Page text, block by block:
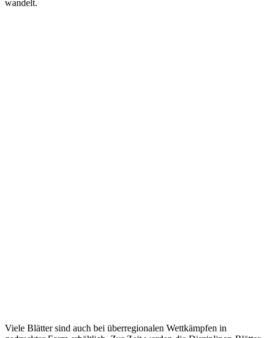
wandelt.
Viele Blätter sind auch bei überregionalen Wettkämpfen in